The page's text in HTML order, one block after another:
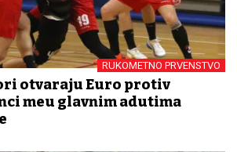
RUKOMETNO PRVENSTVO
otvaraju Euro protiv
među glavnim adutima